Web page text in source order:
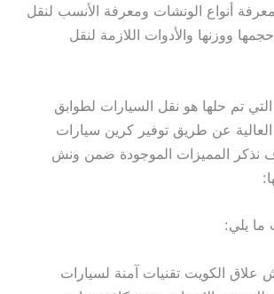
أنواع الونشات ومعرفة الأنسب لنقل
ووزنها والأدوات اللازمة لنقل
تم حلها هو نقل السيارات لطوابق
العالية عن طريق توفير كرين سيارات
نذكر المميزات الموجودة ضمن ونش
ما يلي:
الكويت تقنيات آمنة لسيارات